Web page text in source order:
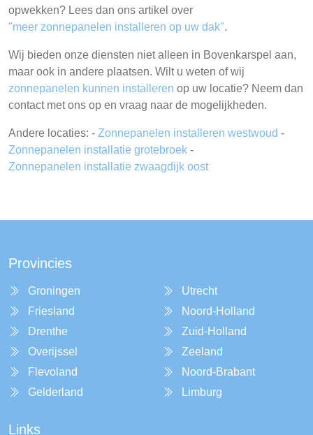
opwekken? Lees dan ons artikel over
"meer zonnepanelen installeren op uw dak".
Wij bieden onze diensten niet alleen in Bovenkarspel aan,
maar ook in andere plaatsen. Wilt u weten of wij
zonnepanelen kunnen installeren op uw locatie? Neem dan
contact met ons op en vraag naar de mogelijkheden.
Andere locaties: - Zonnepanelen installeren westwoud -
Zonnepanelen installatie grotebroek -
Zonnepanelen installatie zwaagdijk oost
Provincies
Groningen
Friesland
Drenthe
Overijssel
Flevoland
Gelderland
Utrecht
Noord-Holland
Zuid-Holland
Zeeland
Noord-Brabant
Limburg
Links